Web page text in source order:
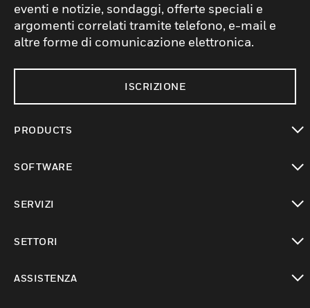
eventi e notizie, sondaggi, offerte speciali e
argomenti correlati tramite telefono, e-mail e
altre forme di comunicazione elettronica.
ISCRIZIONE
PRODUCTS
SOFTWARE
SERVIZI
SETTORI
ASSISTENZA